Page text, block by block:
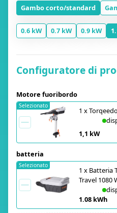
Gambo corto/standard
0.6 kW 0.7 kW 0.9 kW
Configuratore di
Motore fuoribordo
1 x
1,1 kW
Selezionato
batteria
1 x Batteria
Travel 1080
1.08 kWh
Selezionato